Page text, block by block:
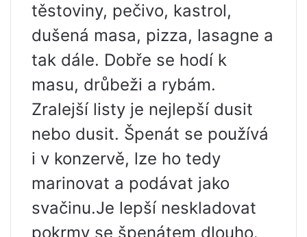
těstoviny, pečivo, kastrol,
dušená masa, pizza, lasagne a
tak dále. Dobře se hodí k
masu, drůbeži a rybám.
Zralejší listy je nejlepší dusit
nebo dusit. Špenát se používá
i v konzervě, lze ho tedy
marinovat a podávat jako
svačinu.Je lepší neskladovat
pokrmy se špenátem dlouho.